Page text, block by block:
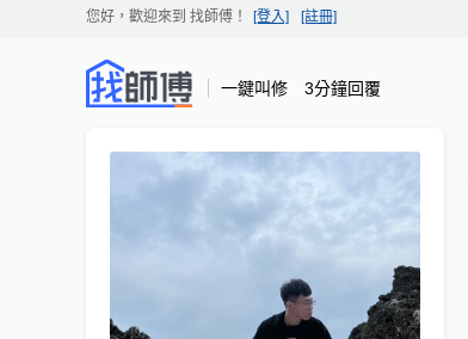
您好，歡迎來到 找師傅 ！ [登入] [註冊]
一鍵叫修 3分鐘回覆